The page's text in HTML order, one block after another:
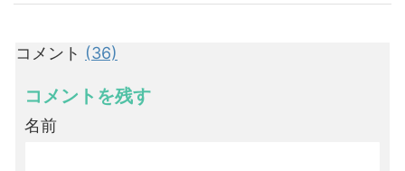
コメント (36)
コメントを残す
名前